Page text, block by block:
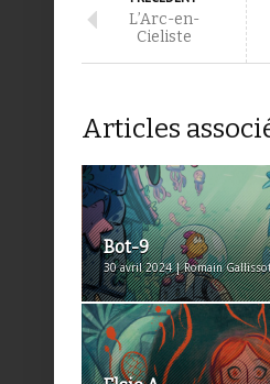
L’Arc-en-
Cieliste
Articles
Bot-9
30 avril 2024 | Romain